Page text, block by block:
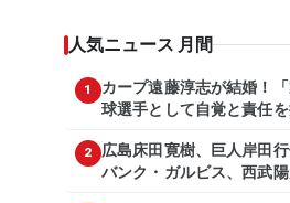
人気ニュース 月間
1
カープ遠藤淳志が結婚！
球選手として自覚と責任
2
広島床田寛樹、巨人岸田
バンク・ガルビス、西武